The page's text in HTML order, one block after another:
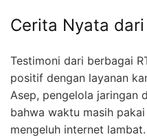
Cerita Nyata
Testimoni dari berbagai
positif dengan layanan
Asep, pengelola jaringan
bahwa waktu masih
mengeluh internet